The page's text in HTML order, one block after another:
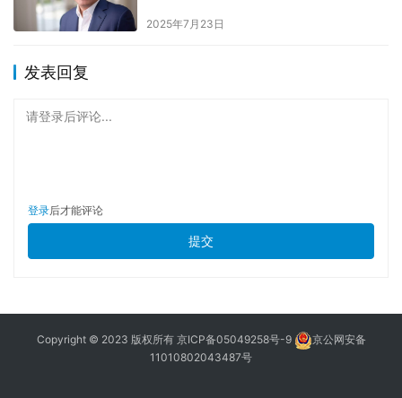
2025年7月23日
发表回复
请登录后评论...
登录后才能评论
提交
Copyright © 2023 版权所有 京ICP备05049258号-9
京公网安备
11010802043487号